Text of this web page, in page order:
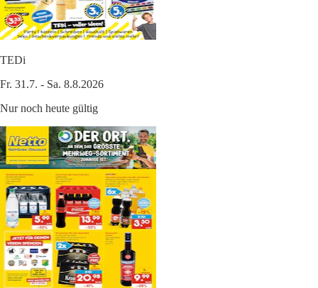
TEDi
Fr. 31.7. - Sa. 8.8.2026
Nur noch heute gültig